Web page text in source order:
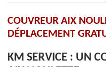
COUVREUR AIX
DÉPLACEMENT
KM SERVICE : UN